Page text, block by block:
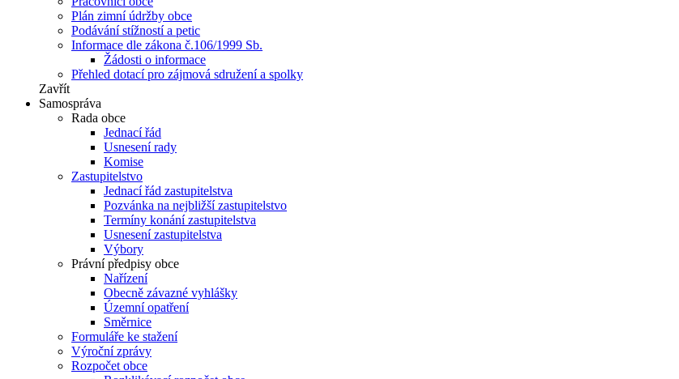
Plán zimní údržby obce
Podávání stížností a petic
Informace dle zákona č.106/1999 Sb.
Žádosti o informace
Přehled dotací pro zájmová sdružení a spolky
Zavřít
Samospráva
Rada obce
Jednací řád
Usnesení rady
Komise
Zastupitelstvo
Jednací řád zastupitelstva
Pozvánka na nejbližší zastupitelstvo
Termíny konání zastupitelstva
Usnesení zastupitelstva
Výbory
Právní předpisy obce
Nařízení
Obecně závazné vyhlášky
Územní opatření
Směrnice
Formuláře ke stažení
Výroční zprávy
Rozpočet obce